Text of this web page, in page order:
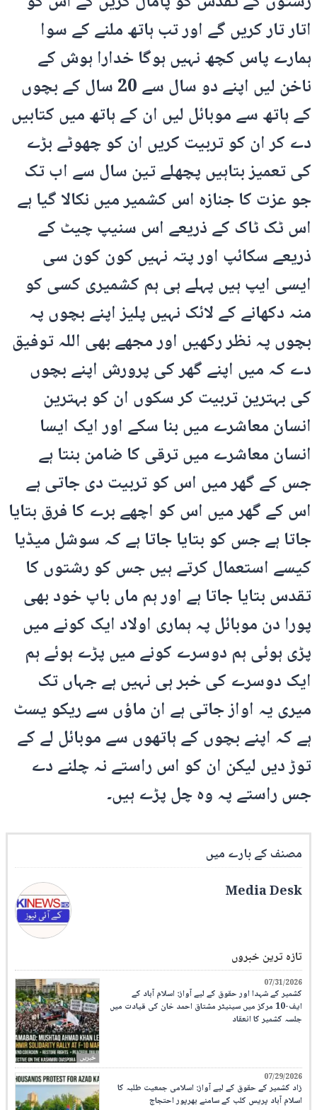
اتار تار کریں گے اور تب ہاتھ ملنے کے سوا
ہمارے پاس کچھ نہیں ہوگا خدارا ہوش کے
ناخن لیں اپنے دو سال سے 20 سال کے بچوں
کے ہاتھ سے موبائل لیں ان کے ہاتھ میں کتابیں
دے کر ان کو تربیت کریں ان کو چھوٹے بڑے
کی تعمیز بتاہیں پچھلے تین سال سے اب تک
جو عزت کا جنازہ اس کشمیر میں نکالا گیا ہے
اس ٹک ٹاک کے ذریعے اس سنیپ چیٹ کے
ذریعے سکائپ اور پتہ نہیں کون کون سی
ایسی ایپ ہیں پہلے ہی ہم کشمیری کسی کو
منہ دکھانے کے لائک نہیں پلیز اپنے بچوں پہ
بچوں پہ نظر رکھیں اور مجھے بھی اللہ توفیق
دے کہ میں اپنے گھر کی پرورش اپنے بچوں
کی بہترین تربیت کر سکوں ان کو بہترین
انسان معاشرے میں بنا سکے اور ایک ایسا
انسان معاشرے میں ترقی کا ضامن بنتا ہے
جس کے گھر میں اس کو تربیت دی جاتی ہے
اس کے گھر میں اس کو اچھے برے کا فرق بتایا
جاتا ہے جس کو بتایا جاتا ہے کہ سوشل میڈیا
کیسے استعمال کرتے ہیں جس کو رشتوں کا
تقدس بتایا جاتا ہے اور ہم ماں باپ خود بھی
پورا دن موبائل پہ ہماری اولاد ایک کونے میں
پڑی ہوئی ہم دوسرے کونے میں پڑے ہوئے ہم
ایک دوسرے کی خبر ہی نہیں ہے جہاں تک
میری یہ اواز جاتی ہے ان ماؤں سے ریکو یسٹ
ہے کہ اپنے بچوں کے ہاتھوں سے موبائل لے کے
توڑ دیں لیکن ان کو اس راستے نہ چلنے دے
جس راستے پہ وہ چل پڑے ہیں۔
مصنف کے بارے میں
Media Desk
تازہ ترین خبروں
خبریں
07/31/2026
کشمیر کے شہدا اور حقوق کے لیے آواز: اسلام آباد کے
ایف-10 مرکز میں سینیٹر مشتاق احمد خان کی قیادت میں
جلسہ کشمیر کا انعقاد
07/29/2026
زاد کشمیر کے حقوق کے لیے آواز: اسلامی جمعیت طلبہ کا
اسلام آباد پریس کلب کے سامنے بھرپور احتجاج